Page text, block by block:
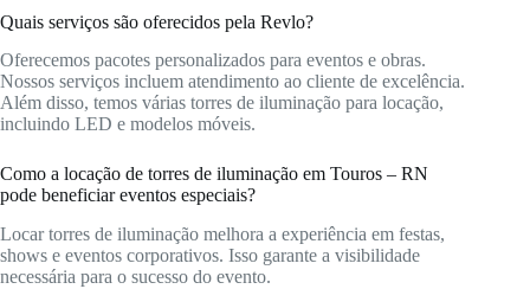
Quais serviços são oferecidos pela Revlo?
Oferecemos pacotes personalizados para eventos e obras.
Nossos serviços incluem atendimento ao cliente de excelência.
Além disso, temos várias torres de iluminação para locação,
incluindo LED e modelos móveis.
Como a locação de torres de iluminação em Touros – RN
pode beneficiar eventos especiais?
Locar torres de iluminação melhora a experiência em festas,
shows e eventos corporativos. Isso garante a visibilidade
necessária para o sucesso do evento.